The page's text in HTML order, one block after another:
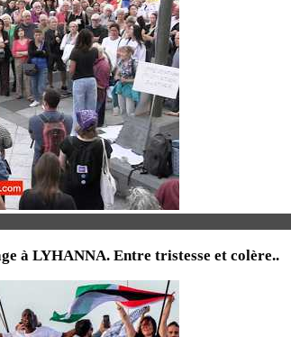
à LYHANNA. Entre tristesse et colère..